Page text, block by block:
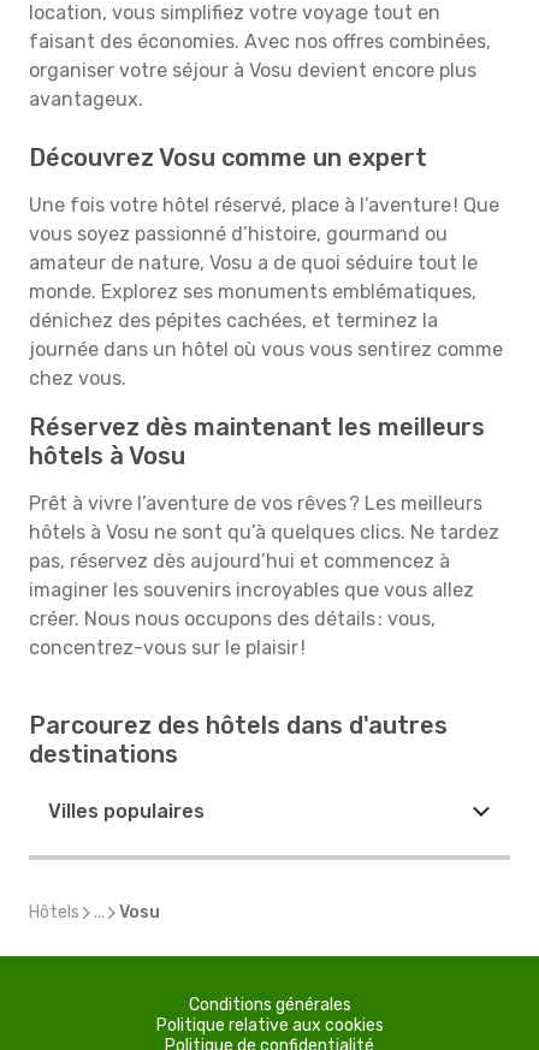
location, vous simplifiez votre voyage tout en
faisant des économies. Avec nos offres combinées,
organiser votre séjour à Vosu devient encore plus
avantageux.
Découvrez Vosu comme un expert
Une fois votre hôtel réservé, place à l’aventure ! Que
vous soyez passionné d’histoire, gourmand ou
amateur de nature, Vosu a de quoi séduire tout le
monde. Explorez ses monuments emblématiques,
dénichez des pépites cachées, et terminez la
journée dans un hôtel où vous vous sentirez comme
chez vous.
Réservez dès maintenant les meilleurs
hôtels à Vosu
Prêt à vivre l’aventure de vos rêves ? Les meilleurs
hôtels à Vosu ne sont qu’à quelques clics. Ne tardez
pas, réservez dès aujourd’hui et commencez à
imaginer les souvenirs incroyables que vous allez
créer. Nous nous occupons des détails : vous,
concentrez-vous sur le plaisir !
Parcourez des hôtels dans d'autres
destinations
Villes populaires
Hôtels ... Vosu
Conditions générales
Politique relative aux cookies
Politique de confidentialité